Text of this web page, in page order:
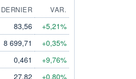
DERNIER
VAR.
83,56 +5,21%
8 699,71 +0,35%
0,461 +9,76%
27,82 +0,80%